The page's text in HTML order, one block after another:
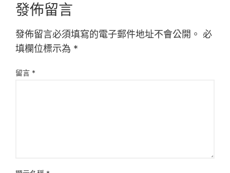
發佈留言
發佈留言必須填寫的電子郵件地址不會公開。 必
填欄位標示為 *
留言 *